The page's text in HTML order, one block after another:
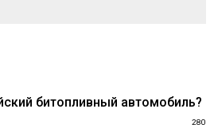
битопливный автомобиль?
280